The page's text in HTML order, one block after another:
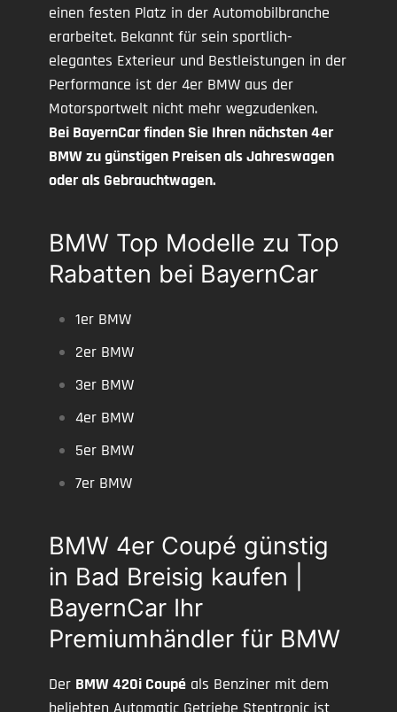
einen festen Platz in der Automobilbranche
erarbeitet. Bekannt für sein sportlich-
elegantes Exterieur und Bestleistungen in der
Performance ist der 4er BMW aus der
Motorsportwelt nicht mehr wegzudenken.
Bei BayernCar finden Sie Ihren nächsten 4er
BMW zu günstigen Preisen als Jahreswagen
oder als Gebrauchtwagen.
BMW Top Modelle zu Top
Rabatten bei BayernCar
1er BMW
2er BMW
3er BMW
4er BMW
5er BMW
7er BMW
BMW 4er Coupé günstig
in Bad Breisig kaufen |
BayernCar Ihr
Premiumhändler für BMW
Der BMW 420i Coupé als Benziner mit dem